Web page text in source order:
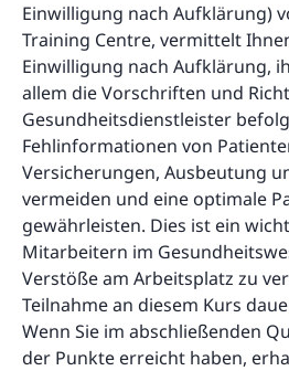
Einwilligung nach Aufklärung)
Training Centre, vermittelt
Einwilligung nach Aufklärung,
allem die Vorschriften und
Gesundheitsdienstleister
Fehlinformationen von
Versicherungen, Ausbeutung
vermeiden und eine optimale
gewährleisten. Dies ist ein
Mitarbeitern im
Verstöße am Arbeitsplatz zu
Teilnahme an diesem Kurs
Wenn Sie im abschließenden
der Punkte erreicht haben,